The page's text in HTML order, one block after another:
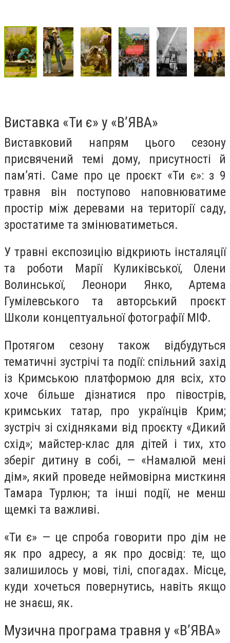
Виставка «Ти є» у «В’ЯВА»
Виставковий напрям цього сезону
присвячений темі дому, присутності й
пам’яті. Саме про це проєкт «Ти є»: з 9
травня він поступово наповнюватиме
простір між деревами на території саду,
зростатиме та змінюватиметься.
У травні експозицію відкриють інсталяції
та роботи Марії Куликівської, Олени
Волинської, Леонори Янко, Артема
Гумілевського та авторський проєкт
Школи концептуальної фотографії МІФ.
Протягом сезону також відбудуться
тематичні зустрічі та події: спільний захід
із Кримською платформою для всіх, хто
хоче більше дізнатися про півострів,
кримських татар, про українців Крим;
зустріч зі східняками від проєкту «Дикий
схід»; майстер-клас для дітей і тих, хто
зберіг дитину в собі, — «Намалюй мені
дім», який проведе неймовірна мисткиня
Тамара Турлюн; та інші події, не менш
щемкі та важливі.
«Ти є» — це спроба говорити про дім не
як про адресу, а як про досвід: те, що
залишилось у мові, тілі, спогадах. Місце,
куди хочеться повернутись, навіть якщо
не знаєш, як.
Музична програма травня у «В’ЯВА»